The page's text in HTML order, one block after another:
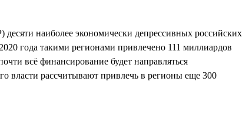
наиболее экономически депрессивных российских
года такими регионами привлечено 111 миллиардов
всё финансирование будет направляться
власти рассчитывают привлечь в регионы еще 300